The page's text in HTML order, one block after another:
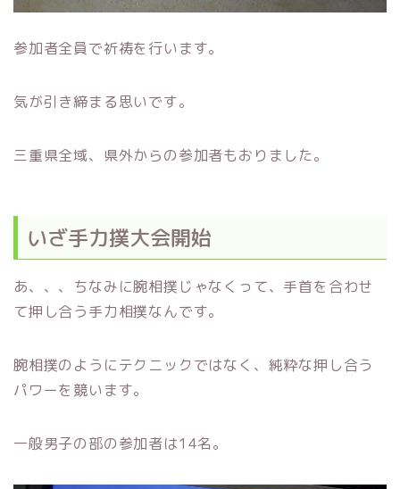
参加者全員で祈祷を行います。
気が引き締まる思いです。
三重県全域、県外からの参加者もおりました。
いざ手力撲大会開始
あ、、、ちなみに腕相撲じゃなくって、手首を合わせ
て押し合う手力相撲なんです。
腕相撲のようにテクニックではなく、純粋な押し合う
パワーを競います。
一般男子の部の参加者は14名。